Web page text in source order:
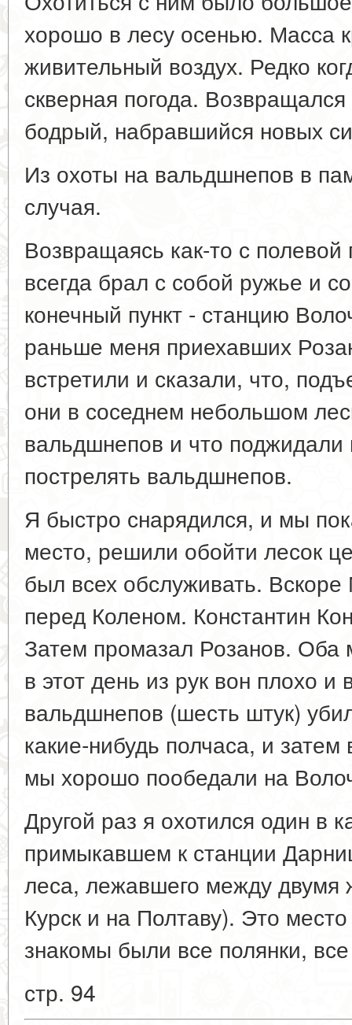
хорошо в лесу осенью. Масса
живительный воздух. Редко
скверная погода.
бодрый, набравшийся новых
Из охоты на вальдшнепов в
случая.
Возвращаясь как-то с
всегда брал с собой ружье и
конечный пункт - станцию
раньше меня приехавших
встретили и сказали, что,
они в соседнем небольшом
вальдшнепов и что
пострелять вальдшнепов.
Я быстро снарядился, и мы
место, решили обойти лесок
был всех обслуживать.
перед Коленом. Константин
Затем промазал Розанов. Оба
в этот день из рук вон плохо и
вальдшнепов (шесть штук)
какие-нибудь полчаса, и
мы хорошо пообедали на
Другой раз я охотился один в
примыкавшем к станции
леса, лежавшего между двумя
Курск и на Полтаву). Это
знакомы были все полянки,
стр. 94